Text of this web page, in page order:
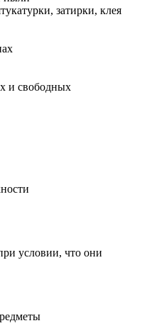
затирки, клея
и свободных
условии, что они